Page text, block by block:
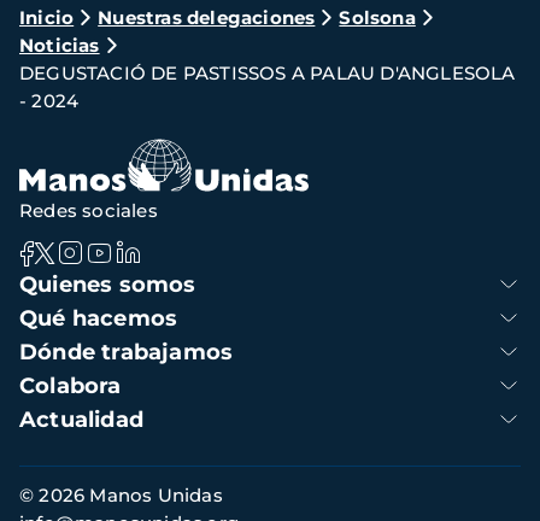
Ruta
de
navegación
Inicio Nuestras delegaciones
Solsona
Noticias
DEGUSTACIÓ DE PASTISSOS A PALAU D'ANGLESOLA
- 2024
Navegación
principal
Quienes somos
Qué hacemos
Dónde trabajamos
Colabora
Actualidad
Redes sociales
Información
de
© 2026 Manos Unidas